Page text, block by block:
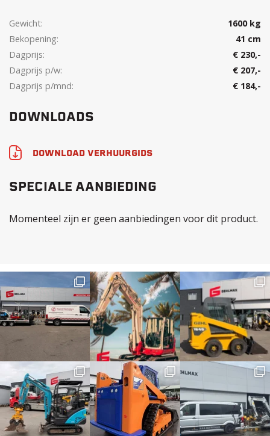
Gewicht:
1600 kg
Bekopening:
41 cm
Dagprijs:
€ 230,-
Dagprijs p/w:
€ 207,-
Dagprijs p/mnd:
€ 184,-
DOWNLOADS
DOWNLOAD VERHUURGIDS
SPECIALE AANBIEDING
Momenteel zijn er geen aanbiedingen voor dit product.